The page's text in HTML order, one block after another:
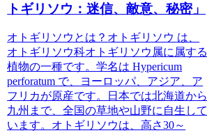
トギリソウ：迷信、敵意、秘密」
オトギリソウとは？ オトギリソウ は、
オトギリソウ科オトギリソウ属に属する
植物の一種です。学名は Hypericum
perforatum で、ヨーロッパ、アジア、ア
フリカが原産です。日本では北海道から
九州まで、全国の草地や山野に自生して
います。オトギリソウは、高さ30～